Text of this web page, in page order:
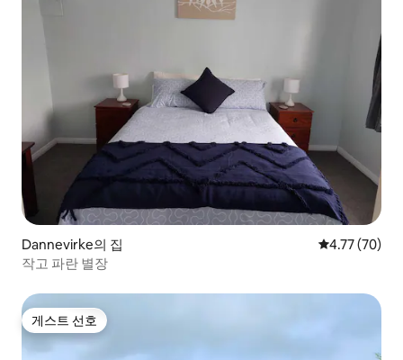
Dannevirke의 집 평점 4.77점
4.77 (70)
작고 파란 별장
게스트 선호
게스트 선호